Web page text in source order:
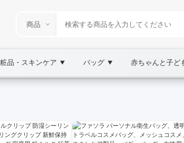
品・スキンケア ▼ バッグ ▼ 赤ちゃんと子ど
B2C Marketplace
総合ガイド。コスト、機能、互換性、導入難易度な